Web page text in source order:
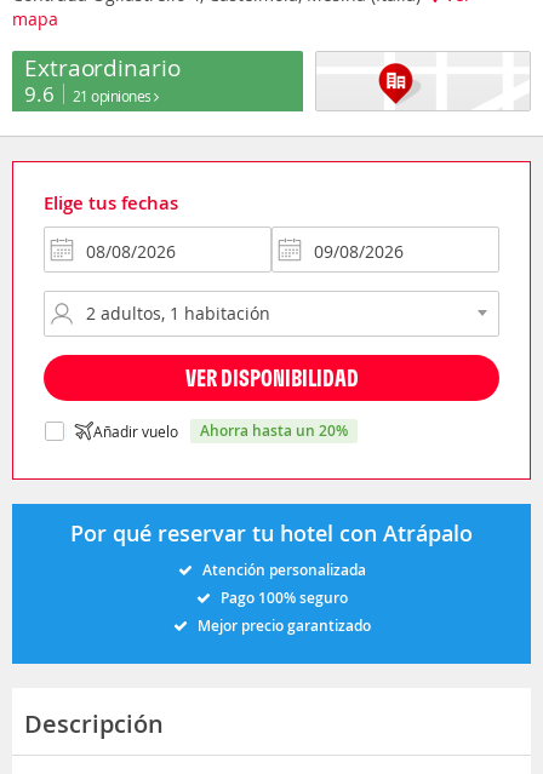
mapa
Extraordinario
9.6 21 opiniones
Elige tus fechas
VER DISPONIBILIDAD
Añadir vuelo ahorra hasta un 20%
Por qué reservar tu hotel con Atrápalo
Atención personalizada
Pago 100% seguro
Mejor precio garantizado
Descripción